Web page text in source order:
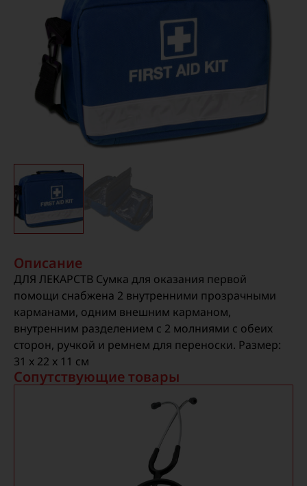
Описание
ДЛЯ ЛЕКАРСТВ Сумка для оказания первой
помощи снабжена 2 внутренними прозрачными
карманами, одним внешним карманом,
внутренним разделением с 2 молниями с обеих
сторон, ручкой и ремнем для переноски. Размер:
31 x 22 x 11 см
Сопутствующие товары